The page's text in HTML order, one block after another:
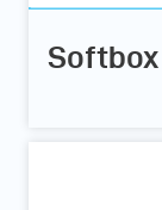
Softbox